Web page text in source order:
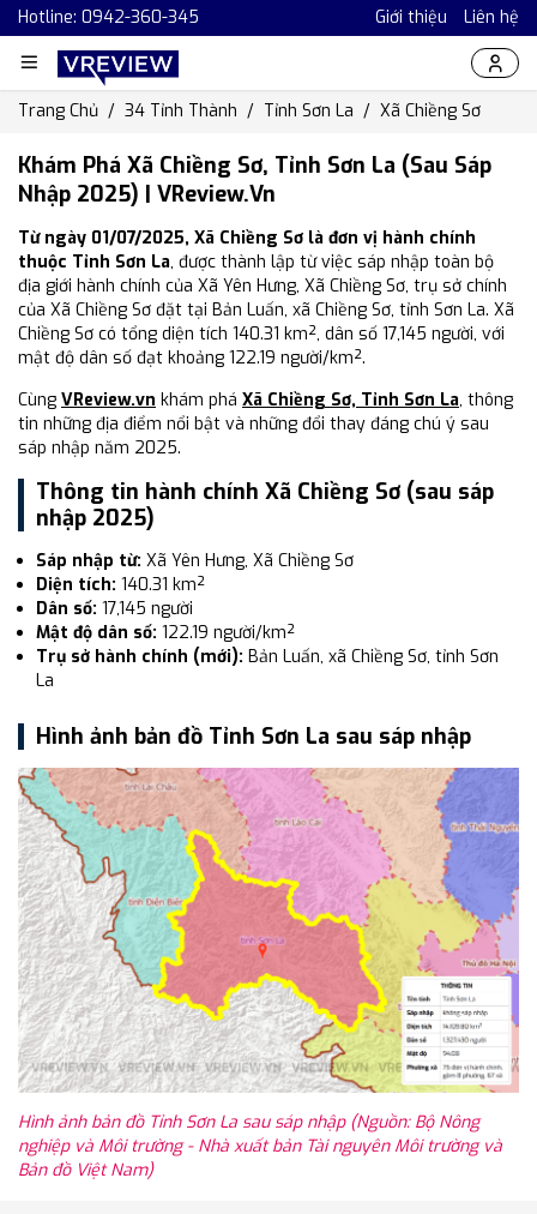
Hotline: 0942-360-345 Giới thiệu Liên hệ
Trang Chủ 34 Tỉnh Thành Tỉnh Sơn La Xã Chiềng Sơ
Khám Phá Xã Chiềng Sơ, Tỉnh Sơn La (Sau Sáp
Nhập 2025) | VReview.vn
Từ ngày 01/07/2025, Xã Chiềng Sơ là đơn vị hành chính
thuộc Tỉnh Sơn La, được thành lập từ việc sáp nhập toàn bộ
địa giới hành chính của Xã Yên Hưng, Xã Chiềng Sơ, trụ sở chính
của Xã Chiềng Sơ đặt tại Bản Luấn, xã Chiềng Sơ, tỉnh Sơn La. Xã
Chiềng Sơ có tổng diện tích 140.31 km², dân số 17,145 người, với
mật độ dân số đạt khoảng 122.19 người/km².
Cùng VReview.vn khám phá Xã Chiềng Sơ, Tỉnh Sơn La, thông
tin những địa điểm nổi bật và những đổi thay đáng chú ý sau
sáp nhập năm 2025.
Thông tin hành chính Xã Chiềng Sơ (sau sáp
nhập 2025)
Sáp nhập từ: Xã Yên Hưng, Xã Chiềng Sơ
Diện tích: 140.31 km²
Dân số: 17,145 người
Mật độ dân số: 122.19 người/km²
Trụ sở hành chính (mới): Bản Luấn, xã Chiềng Sơ, tỉnh Sơn
La
Hình ảnh bản đồ Tỉnh Sơn La sau sáp nhập
Hình ảnh bản đồ Tỉnh Sơn La sau sáp nhập (Nguồn: Bộ Nông
nghiệp và Môi trường - Nhà xuất bản Tài nguyên Môi trường và
Bản đồ Việt Nam)